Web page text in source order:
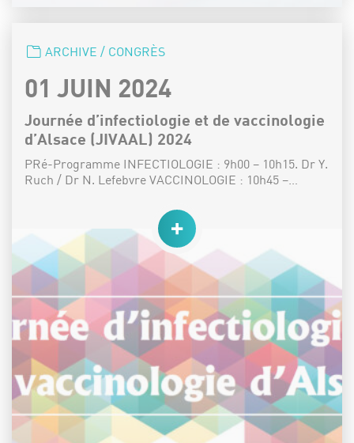
CATÉGORIE :
ARCHIVE / CONGRÈS
DATE :
01 JUIN 2024
Journée d’infectiologie et de vaccinologie
d’Alsace (JIVAAL) 2024
PRé-Programme INFECTIOLOGIE : 9h00 – 10h15. Dr Y.
Ruch / Dr N. Lefebvre VACCINOLOGIE : 10h45 –…